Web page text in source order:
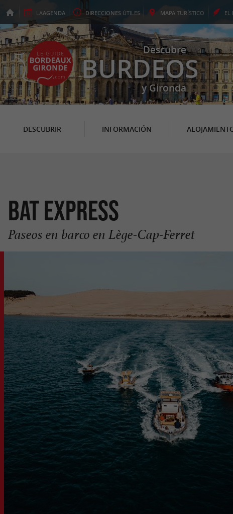
LAAGENDA DIRECCIONES ÚTILES MAPA TURÍSTICO EL
Descubre
BURDEOS
y Gironda
DESCUBRIR INFORMACIÓN
Bat Express
Paseos en barco en Lège-Cap-Ferret